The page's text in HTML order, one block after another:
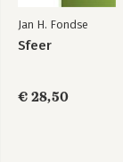
12.3 De plicht om
13 Ik consumeer,
13.1
14 Alles bij elkaar
Jan H. Fondse
Sfeer
€ 28,50